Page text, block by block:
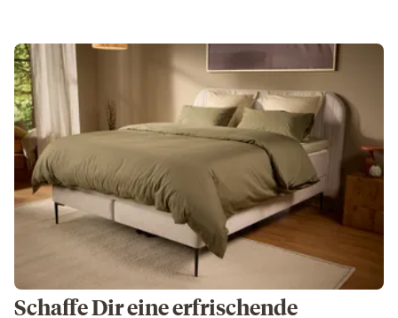
Schaffe Dir eine erfrischende